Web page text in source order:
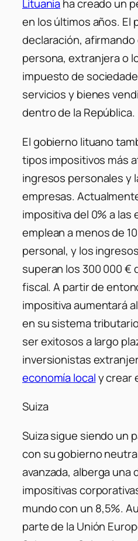
Lituaniaha creado un
en los últimos años. El
declaración,
persona, extranjera o
impuesto de
servicios y bienes
dentro de la República.
El gobierno lituano
tipos impositivos más
ingresos personales y
empresas.
impositiva del 0% a las
emplean a menos de
personal, y los
superan los 300 000 €
fiscal. A partir de
impositiva aumentará
en su sistema
ser exitosos a largo
inversionistas
economía localy crear
Suiza
Suiza sigue siendo un
con su gobierno
avanzada, alberga una
impositivas
mundo con un 8,5%.
parte de la Unión